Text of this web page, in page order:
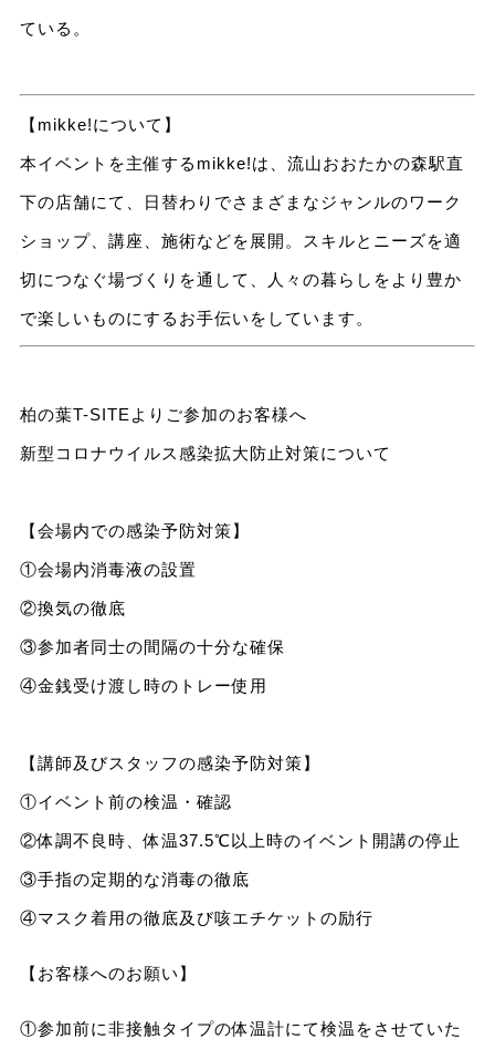
ている。
【mikke!について】
本イベントを主催するmikke!は、流山おおたかの森駅直
下の店舗にて、日替わりでさまざまなジャンルのワーク
ショップ、講座、施術などを展開。スキルとニーズを適
切につなぐ場づくりを通して、人々の暮らしをより豊か
で楽しいものにするお手伝いをしています。
柏の葉T-SITEよりご参加のお客様へ
新型コロナウイルス感染拡大防止対策について
【会場内での感染予防対策】
①会場内消毒液の設置
②換気の徹底
③参加者同士の間隔の十分な確保
④金銭受け渡し時のトレー使用
【講師及びスタッフの感染予防対策】
①イベント前の検温・確認
②体調不良時、体温37.5℃以上時のイベント開講の停止
③手指の定期的な消毒の徹底
④マスク着用の徹底及び咳エチケットの励行
【お客様へのお願い】
①参加前に非接触タイプの体温計にて検温をさせていた